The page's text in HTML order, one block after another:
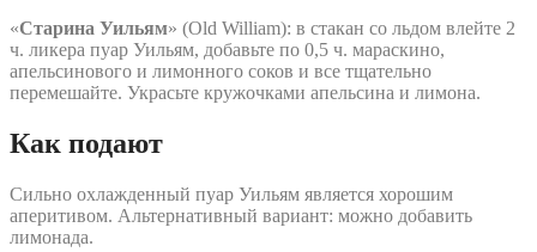
«Старина Уильям» (Old William): в стакан со льдом влейте 2
ч. ликера пуар Уильям, добавьте по 0,5 ч. мараскино,
апельсинового и лимонного соков и все тщательно
перемешайте. Украсьте кружочками апельсина и лимона.
Как подают
Сильно охлажденный пуар Уильям является хорошим
аперитивом. Альтернативный вариант: можно добавить
лимонада.